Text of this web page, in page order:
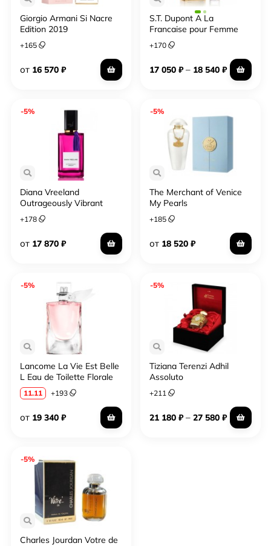
Giorgio Armani Si Nacre
Edition 2019
+165
от 16 570 ₽
S.T. Dupont A La
Francaise pour Femme
+170
17 050 ₽– 18 540 ₽
-5%
Diana Vreeland
Outrageously Vibrant
+178
от 17 870 ₽
-5%
The Merchant of Venice
My Pearls
+185
от 18 520 ₽
-5%
Lancome La Vie Est Belle
L Eau de Toilette Florale
11.11 +193
от 19 340 ₽
-5%
Tiziana Terenzi Adhil
Assoluto
+211
21 180 ₽– 27 580 ₽
-5%
Charles Jourdan Votre de